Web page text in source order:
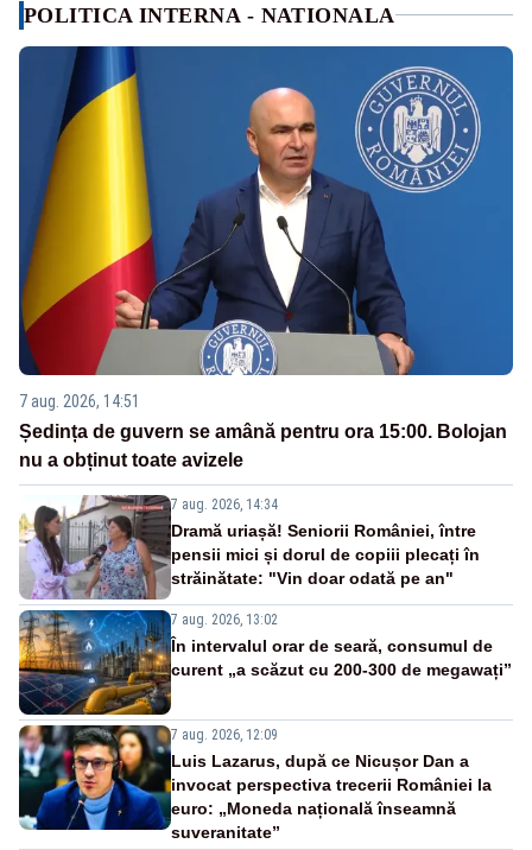
POLITICA INTERNA - NATIONALA
7 aug. 2026, 14:51
Ședința de guvern se amână pentru ora 15:00. Bolojan
nu a obținut toate avizele
7 aug. 2026, 14:34
Dramă uriașă! Seniorii României, între
pensii mici și dorul de copiii plecați în
străinătate: "Vin doar odată pe an"
7 aug. 2026, 13:02
În intervalul orar de seară, consumul de
curent „a scăzut cu 200-300 de megawați”
7 aug. 2026, 12:09
Luis Lazarus, după ce Nicușor Dan a
invocat perspectiva trecerii României la
euro: „Moneda națională înseamnă
suveranitate”